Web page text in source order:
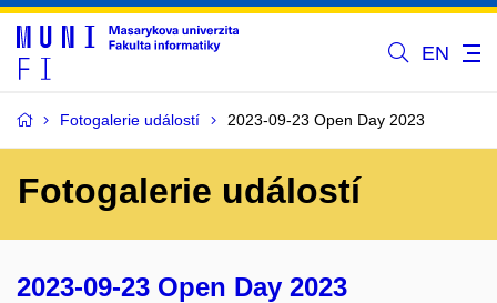
EN
Fotogalerie událostí 2023-09-23 Open Day 2023
Fotogalerie událostí
2023-09-23 Open Day 2023